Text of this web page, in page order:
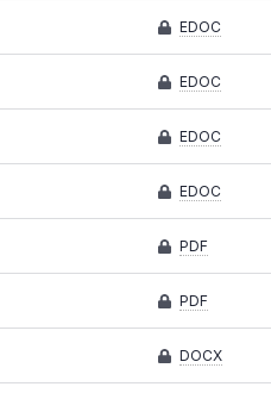
EDOC
EDOC
EDOC
EDOC
PDF
PDF
DOCX